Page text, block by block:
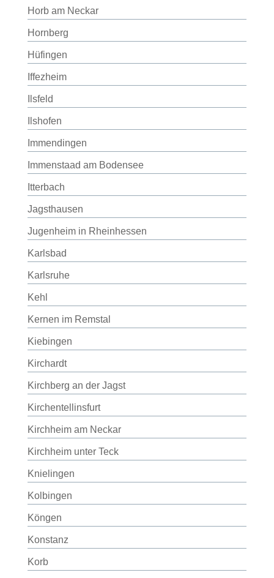
Horb am Neckar
Hornberg
Hüfingen
Iffezheim
Ilsfeld
Ilshofen
Immendingen
Immenstaad am Bodensee
Itterbach
Jagsthausen
Jugenheim in Rheinhessen
Karlsbad
Karlsruhe
Kehl
Kernen im Remstal
Kiebingen
Kirchardt
Kirchberg an der Jagst
Kirchentellinsfurt
Kirchheim am Neckar
Kirchheim unter Teck
Knielingen
Kolbingen
Köngen
Konstanz
Korb